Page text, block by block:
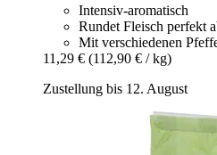
Intensiv-aromatisch
Rundet Fleisch perfekt
Mit verschiedenen
11,29 € (112,90 € / kg)
Zustellung bis 12. August